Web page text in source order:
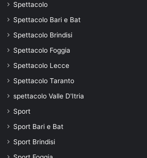
Spettacolo
Spettacolo Bari e Bat
Spettacolo Brindisi
Spettacolo Foggia
Spettacolo Lecce
Spettacolo Taranto
spettacolo Valle D'Itria
Sport
Sport Bari e Bat
Sport Brindisi